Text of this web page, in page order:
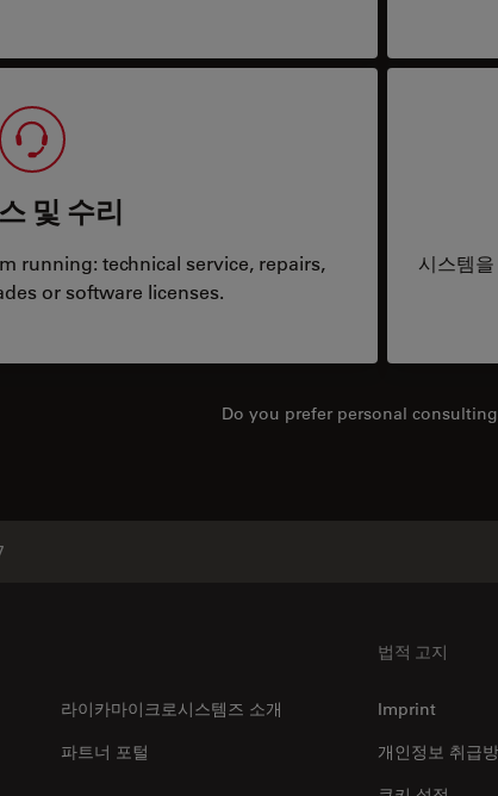
및 수리
running: technical service, repairs,
or software licenses.
시스템
Do you prefer personal
라이카마이크로시스템즈 소개
파트너 포털
법적 고지
Imprint
개인정보 취급